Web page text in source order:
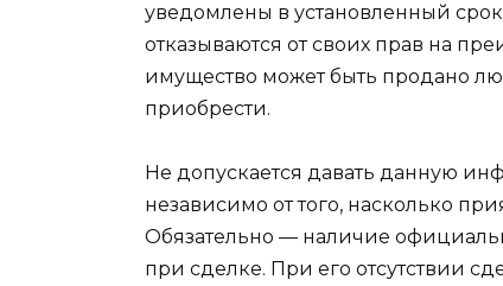
уведомлены в установленный
отказываются от своих прав на
имущество может быть продано
приобрести.
Не допускается давать данную
независимо от того, насколько
Обязательно — наличие
при сделке. При его отсутствии